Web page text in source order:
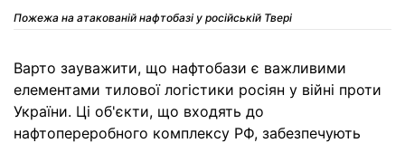
Пожежа на атакованій нафтобазі у російській Твері
Варто зауважити, що нафтобази є важливими
елементами тилової логістики росіян у війні проти
України. Ці об'єкти, що входять до
нафтопереробного комплексу РФ, забезпечують